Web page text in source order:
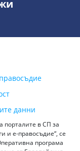
данни
порталите в СП за
и е-правосъдие“, се
програма